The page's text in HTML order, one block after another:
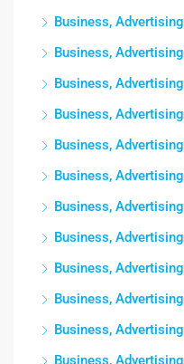
Business, Advertising
Business, Advertising
Business, Advertising
Business, Advertising
Business, Advertising
Business, Advertising
Business, Advertising
Business, Advertising
Business, Advertising
Business, Advertising
Business, Advertising